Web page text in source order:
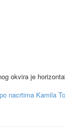
okvira je
nacrtima Kamila